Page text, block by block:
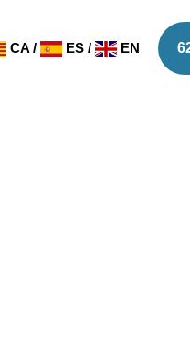
CA / ES / EN